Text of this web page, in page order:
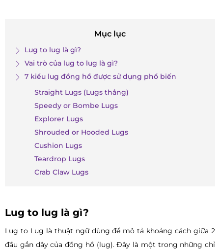
Mục lục
Lug to lug là gì?
Vai trò của lug to lug là gì?
7 kiểu lug đồng hồ được sử dụng phổ biến
Straight Lugs (Lugs thẳng)
Speedy or Bombe Lugs
Explorer Lugs
Shrouded or Hooded Lugs
Cushion Lugs
Teardrop Lugs
Crab Claw Lugs
Lug to lug là gì?
Lug to Lug là thuật ngữ dùng để mô tả khoảng cách giữa 2
đầu gắn dây của đồng hồ (lug). Đây là một trong những chỉ